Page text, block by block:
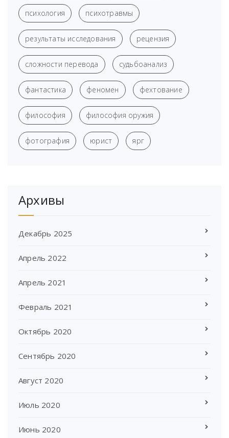
психология психотравмы
результаты исследования рецензия
сложности перевода судьбоанализ
фантастика феномен фехтование
философия философия оружия
фотография юрист ярг
Архивы
Декабрь 2025
Апрель 2022
Апрель 2021
Февраль 2021
Октябрь 2020
Сентябрь 2020
Август 2020
Июль 2020
Июнь 2020